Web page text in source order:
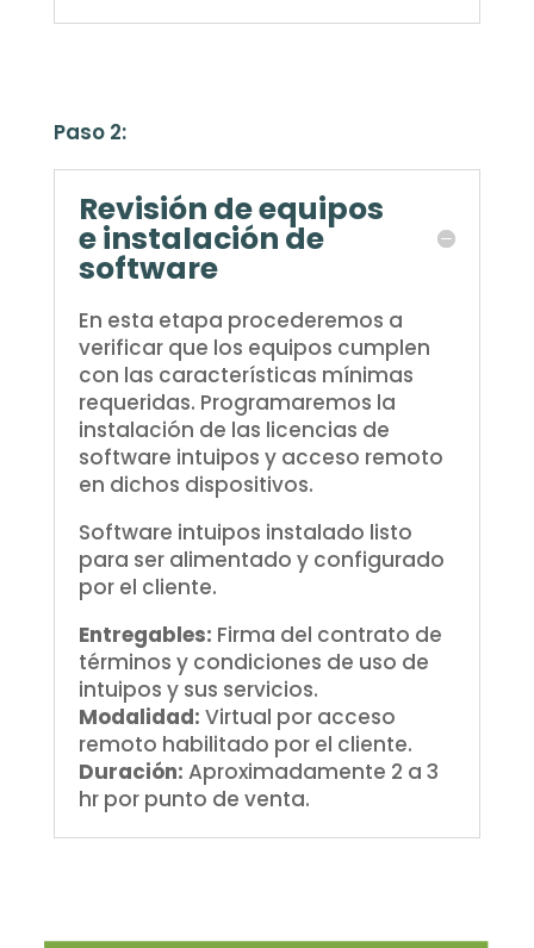
Paso 2:
Revisión de equipos
e instalación de
software
En esta etapa procederemos a
verificar que los equipos cumplen
con las características mínimas
requeridas. Programaremos la
instalación de las licencias de
software intuipos y acceso remoto
en dichos dispositivos.
Software intuipos instalado listo
para ser alimentado y configurado
por el cliente.
Entregables: Firma del contrato de
términos y condiciones de uso de
intuipos y sus servicios.
Modalidad: Virtual por acceso
remoto habilitado por el cliente.
Duración: Aproximadamente 2 a 3
hr por punto de venta.